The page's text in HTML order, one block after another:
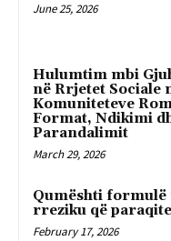
June 25, 2026
Hulumtim mbi
në Rrjetet Sociale
Komuniteteve
Format, Ndikimi
Parandalimit
March 29, 2026
Qumështi formulë
rreziku që
February 17, 2026